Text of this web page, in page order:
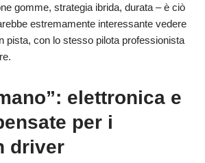
gomme, strategia ibrida, durata – è ciò
estremamente interessante vedere
pista, con lo stesso pilota professionista
elettronica e
per i
driver